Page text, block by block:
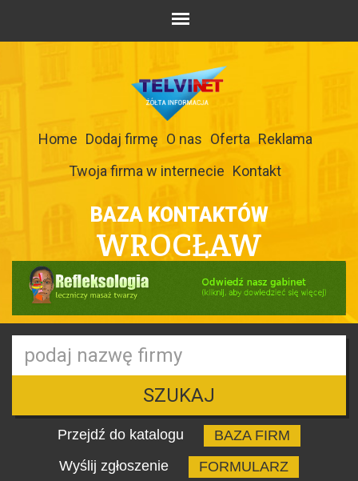
Home Dodaj firmę O nas Oferta Reklama
Twoja firma w internecie Kontakt
BAZA KONTAKTÓW
WROCŁAW
SZUKAJ
Przejdź do katalogu
BAZA FIRM
Wyślij zgłoszenie
FORMULARZ